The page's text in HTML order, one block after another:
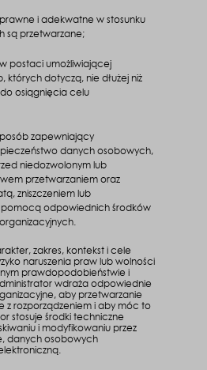
i adekwatne w stosunku
są przetwarzane;
postaci umożliwiającej
których dotyczą, nie dłużej niż
osiągnięcia celu
zapewniający
danych osobowych,
niedozwolonym lub
przetwarzaniem oraz
zniszczeniem lub
pomocą odpowiednich środków
zakres, kontekst i cele
naruszenia praw lub wolności
prawdopodobieństwie i
wdraża odpowiednie
aby przetwarzanie
z rozporządzeniem i aby móc to
stosuje środki techniczne
i modyfikowaniu przez
danych osobowych